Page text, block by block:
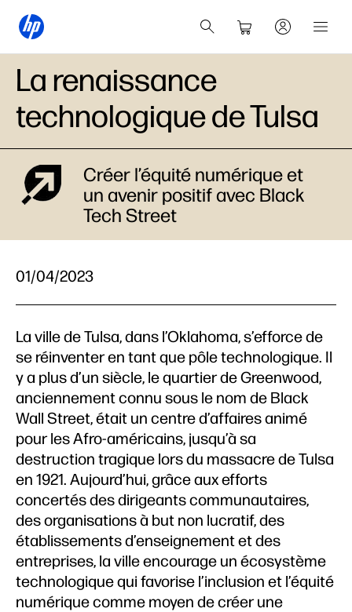
La renaissance
technologique de Tulsa
Créer l’équité numérique et
un avenir positif avec Black
Tech Street
01/04/2023
La ville de Tulsa, dans l’Oklahoma, s’efforce de
se réinventer en tant que pôle technologique. Il
y a plus d’un siècle, le quartier de Greenwood,
anciennement connu sous le nom de Black
Wall Street, était un centre d’affaires animé
pour les Afro-américains, jusqu’à sa
destruction tragique lors du massacre de Tulsa
en 1921. Aujourd’hui, grâce aux efforts
concertés des dirigeants communautaires,
des organisations à but non lucratif, des
établissements d’enseignement et des
entreprises, la ville encourage un écosystème
technologique qui favorise l’inclusion et l’équité
numérique comme moyen de créer une